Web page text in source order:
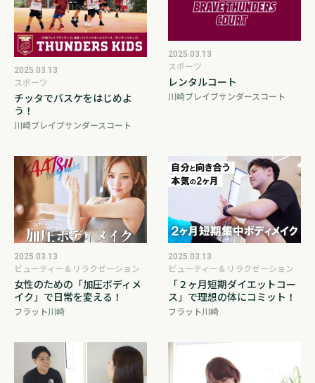
2025.03.13
スポーツ
チッタでバスケをはじめよ
う！
川崎ブレイブサンダースコート
2025.03.13
スポーツ
レンタルコート
川崎ブレイブサンダースコート
2025.03.13
ビューティー＆リラクゼーション
女性のための「加圧ボディメ
イク」で日常を変える！
フラット川崎
2025.03.13
ビューティー＆リラクゼーション
「２ヶ月短期ダイエットコー
ス」で理想の体にコミット！
フラット川崎